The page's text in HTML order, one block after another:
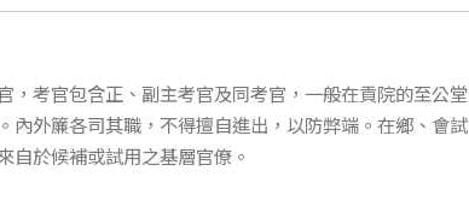
考官包含正、副主考官及同考官，一般在貢院的至公堂
內外簾各司其職，不得擅自進出，以防弊端。在鄉、會試
自於候補或試用之基層官僚。